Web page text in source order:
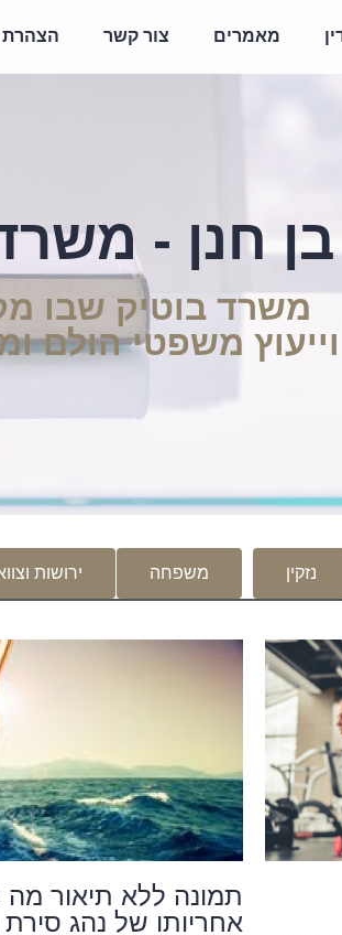
מאמרים צור קשר הצהרת
בן חנן - משרד
משרד בוטיק שבו
וייעוץ משפטי הולם
נזקין משפחה ירושות
תמונה ללא תיאור מה
אחריותו של נהג